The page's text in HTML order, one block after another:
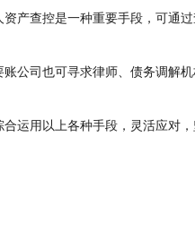
查控是一种重要手段，可通过
司也可寻求律师、债务调解机
用以上各种手段，灵活应对